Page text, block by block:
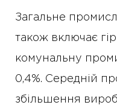
Загальне
також включає
комунальну
0,4%. Середній
збільшення